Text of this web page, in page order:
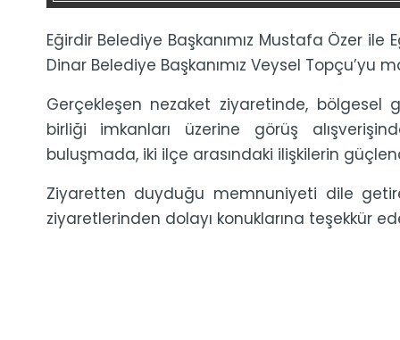
Eğirdir Belediye Başkanımız Mustafa Özer ile
Dinar Belediye Başkanımız Veysel Topçu’yu
Gerçekleşen nezaket ziyaretinde, bölgesel
birliği imkanları üzerine görüş
buluşmada, iki ilçe arasındaki ilişkilerin
Ziyaretten duyduğu memnuniyeti dile
ziyaretlerinden dolayı konuklarına teşekkür